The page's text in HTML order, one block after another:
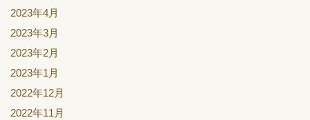
2023年4月
2023年3月
2023年2月
2023年1月
2022年12月
2022年11月